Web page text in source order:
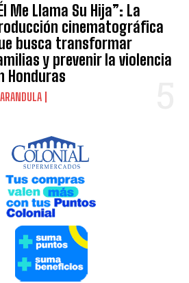
Me Llama Su Hija”: La
cinematográfica
busca transformar
y prevenir la violencia
Honduras